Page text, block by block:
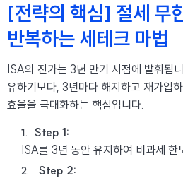
[전략의 핵심] 절세 무
반복하는 세테크 마법
ISA의 진가는 3년 만기 시점에 발휘됩
유하기보다, 3년마다 해지하고 재가입
효율을 극대화하는 핵심입니다.
Step 1:
ISA를 3년 동안 유지하여 비과세 한
Step 2: